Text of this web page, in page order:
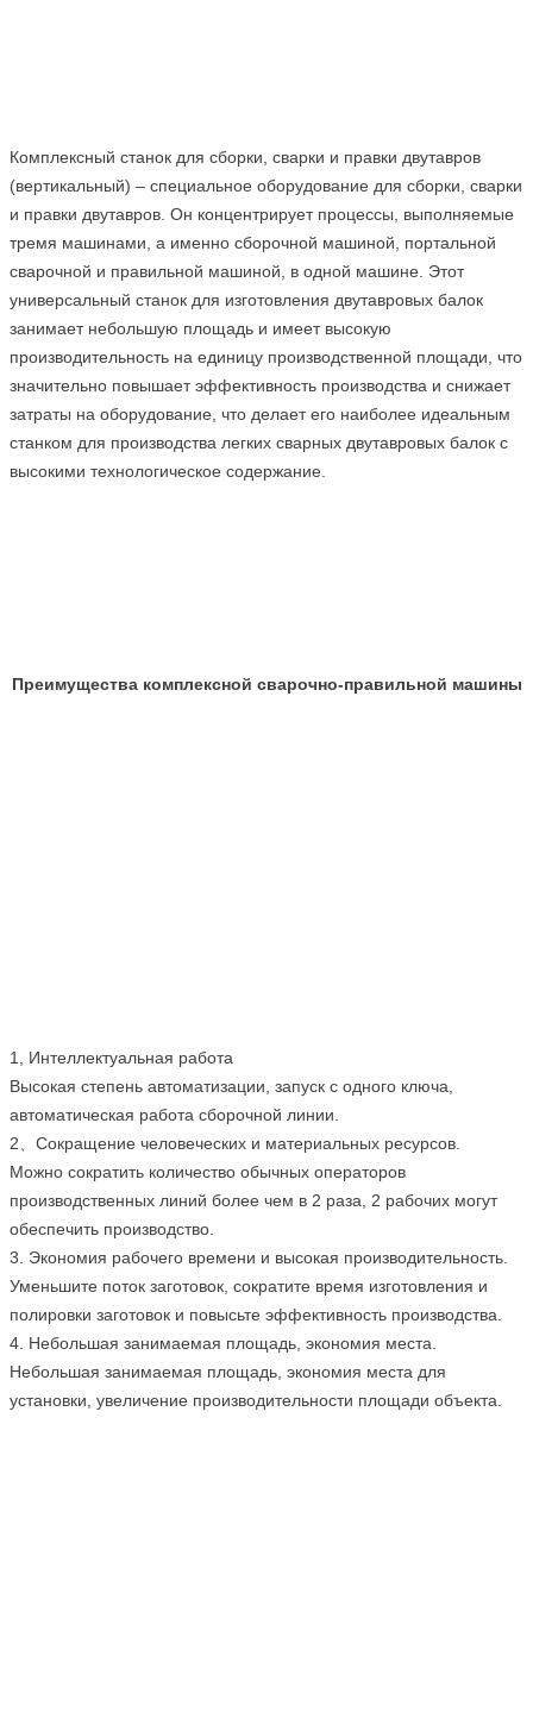
Комплексный станок для сборки, сварки и правки двутавров
(вертикальный) – специальное оборудование для сборки, сварки
и правки двутавров. Он концентрирует процессы, выполняемые
тремя машинами, а именно сборочной машиной, портальной
сварочной и правильной машиной, в одной машине. Этот
универсальный станок для изготовления двутавровых балок
занимает небольшую площадь и имеет высокую
производительность на единицу производственной площади, что
значительно повышает эффективность производства и снижает
затраты на оборудование, что делает его наиболее идеальным
станком для производства легких сварных двутавровых балок с
высокими технологическое содержание.
Преимущества комплексной сварочно-правильной машины
1, Интеллектуальная работа
Высокая степень автоматизации, запуск с одного ключа,
автоматическая работа сборочной линии.
2、Сокращение человеческих и материальных ресурсов.
Можно сократить количество обычных операторов
производственных линий более чем в 2 раза, 2 рабочих могут
обеспечить производство.
3. Экономия рабочего времени и высокая производительность.
Уменьшите поток заготовок, сократите время изготовления и
полировки заготовок и повысьте эффективность производства.
4. Небольшая занимаемая площадь, экономия места.
Небольшая занимаемая площадь, экономия места для
установки, увеличение производительности площади объекта.